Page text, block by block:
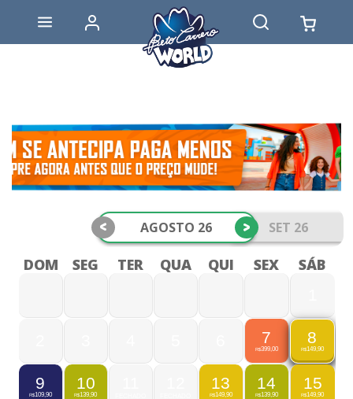
AGOSTO 26 SET 26
< >
DOM SEG TER QUA QUI SEX SÁB
7
R$399,00
8
R$149,90
9
R$109,90
10
R$139,90
13
R$149,90
14
R$139,90
15
R$149,90